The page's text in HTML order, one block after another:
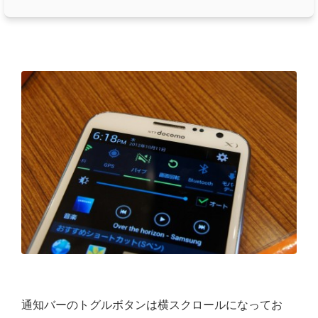
通知バーのトグルボタンは横スクロールになってお